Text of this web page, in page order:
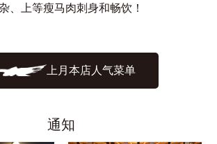
、上等瘦马肉刺身和畅饮！
上月本店人气菜单
通知